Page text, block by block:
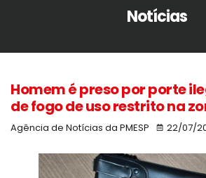
Notícias
Homem é preso por porte
de fogo de uso restrito na
Agência de Notícias da PMESP 22/07/